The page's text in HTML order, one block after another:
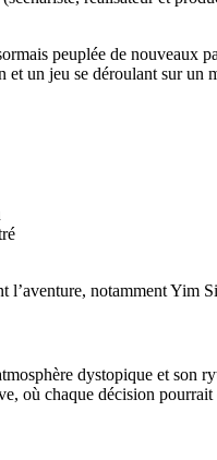
peuplée de nouveaux
un jeu se déroulant sur un
l’aventure, notamment
dystopique et son
où chaque décision pourrait